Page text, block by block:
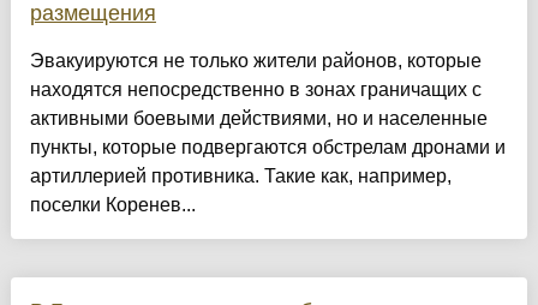
размещения
Эвакуируются не только жители районов, которые
находятся непосредственно в зонах граничащих с
активными боевыми действиями, но и населенные
пункты, которые подвергаются обстрелам дронами и
артиллерией противника. Такие как, например,
поселки Коренев...